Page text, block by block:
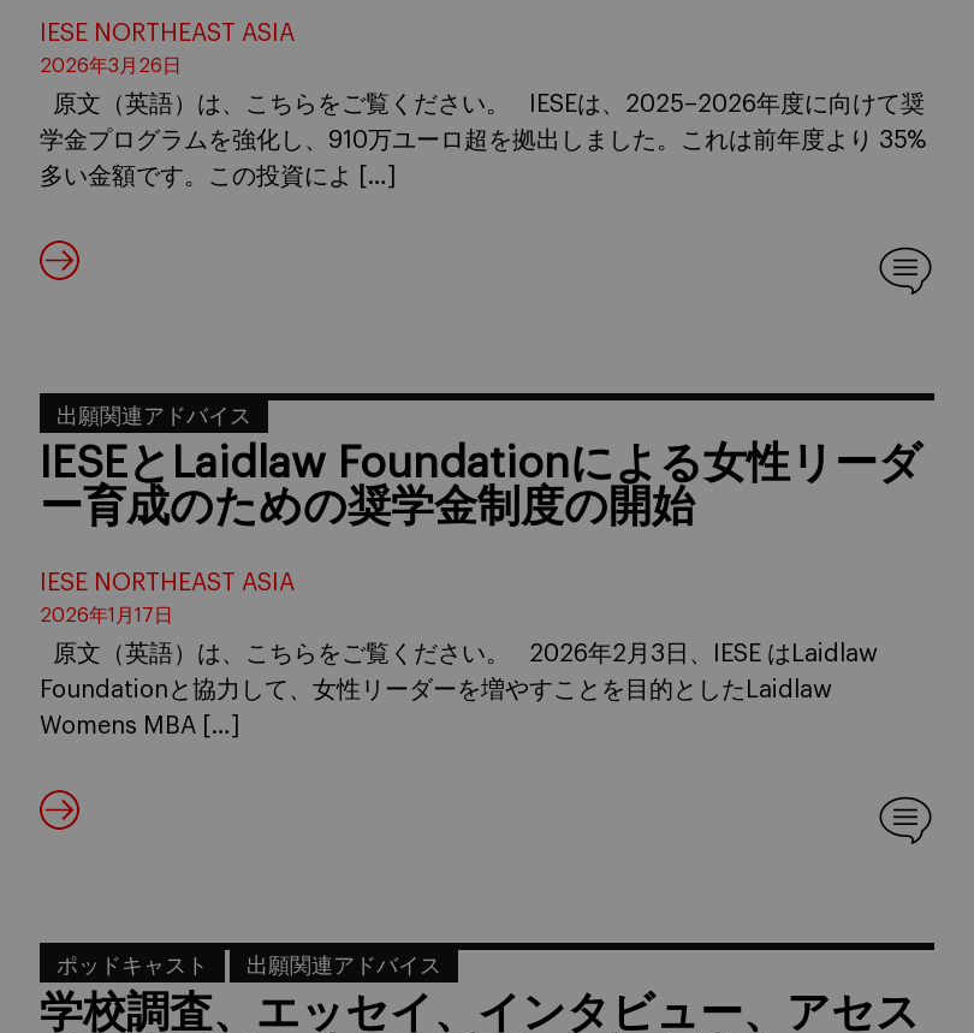
IESE NORTHEAST ASIA
2026年3月26日
原文（英語）は、こちらをご覧ください。 IESEは、2025–2026年度に向けて奨
学金プログラムを強化し、910万ユーロ超を拠出しました。これは前年度より 35%
多い金額です。この投資によ […]
出願関連アドバイス
IESEとLaidlaw Foundationによる女性リーダ
ー育成のための奨学金制度の開始
IESE NORTHEAST ASIA
2026年1月17日
原文（英語）は、こちらをご覧ください。 2026年2月3日、IESE はLaidlaw
Foundationと協力して、女性リーダーを増やすことを目的としたLaidlaw
Womens MBA […]
ポッドキャスト 出願関連アドバイス
学校調査、エッセイ、インタビュー、アセス